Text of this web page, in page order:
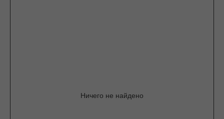
Ничего не найдено